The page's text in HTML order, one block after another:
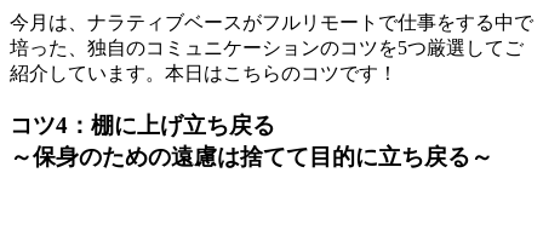
今月は、ナラティブベースがフルリモートで仕事をする中で
培った、独自のコミュニケーションのコツを5つ厳選してご
紹介しています。本日はこちらのコツです！
コツ4：棚に上げ立ち戻る
～保身のための遠慮は捨てて目的に立ち戻る～